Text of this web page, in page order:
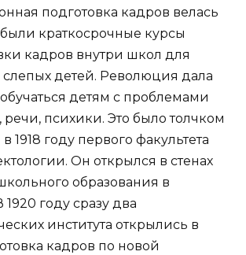
подготовка кадров велась
были краткосрочные курсы
кадров внутри школ для
слепых детей. Революция дала
детям с проблемами
речи, психики. Это было толчком
1918 году первого факультета
Он открылся в стенах
образования в
году сразу два
института открылись в
кадров по новой